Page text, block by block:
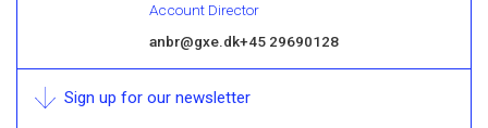
Account Director
anbr@gxe.dk+45 29690128
Sign up for our newsletter